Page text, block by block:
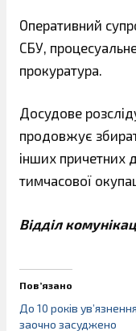
Оперативний
СБУ,
прокуратура.
Досудове
продовжує
інших причетних
тимчасової
Відділ
Пов’язано
До 10 років ув’язнення
заочно засуджено